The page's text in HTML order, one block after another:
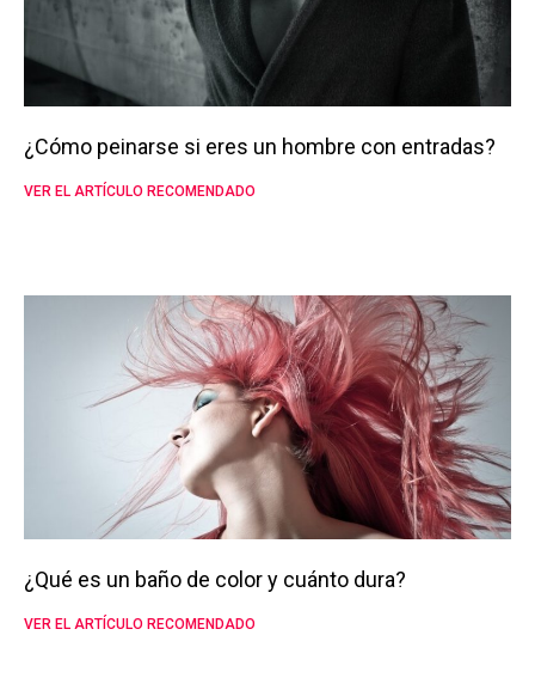
¿Cómo peinarse si eres un hombre con entradas?
VER EL ARTÍCULO RECOMENDADO
¿Qué es un baño de color y cuánto dura?
VER EL ARTÍCULO RECOMENDADO